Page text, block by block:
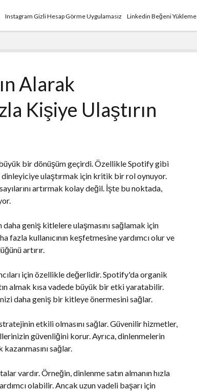
Instagram Gizli Hesap Görme Uygulamasız Linkedin Beğeni Yükleme
Alarak
Kişiye Ulaştırın
bir dönüşüm geçirdi. Özellikle Spotify gibi
dinleyiciye ulaştırmak için kritik bir rol oynuyor.
artırmak kolay değil. İşte bu noktada,
daha geniş kitlelere ulaşmasını sağlamak için
kullanıcının keşfetmesine yardımcı olur ve
artırır.
için özellikle değerlidir. Spotify'da organik
almak kısa vadede büyük bir etki yaratabilir.
daha geniş bir kitleye önermesini sağlar.
etkili olmasını sağlar. Güvenilir hizmetler,
güvenliğini korur. Ayrıca, dinlenmelerin
kazanmasını sağlar.
vardır. Örneğin, dinlenme satın almanın hızla
olabilir. Ancak uzun vadeli başarı için